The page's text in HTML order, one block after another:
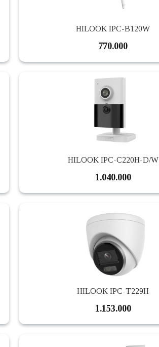
HILOOK IPC-B120W
770.000
HILOOK IPC-C220H-D/W
1.040.000
HILOOK IPC-T229H
1.153.000